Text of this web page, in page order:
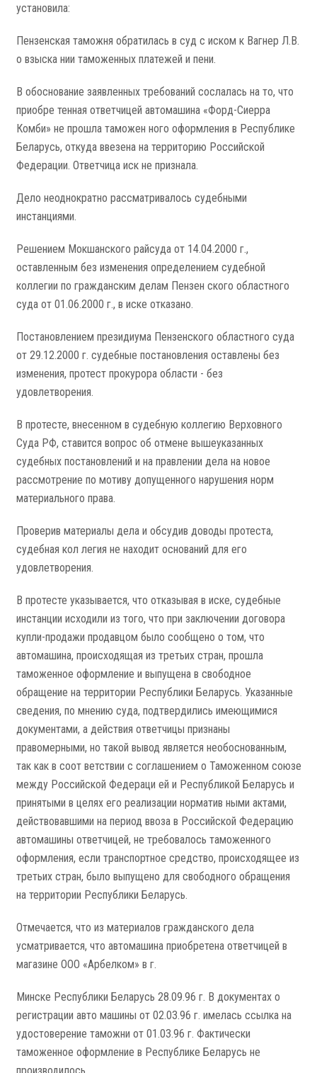
установила:
Пензенская таможня обратилась в суд с иском к Вагнер Л.В.
о взыска­ нии таможенных платежей и пени.
В обоснование заявленных требований сослалась на то, что
приобре­ тенная ответчицей автомашина «Форд-Сиерра
Комби» не прошла таможен­ ного оформления в Республике
Беларусь, откуда ввезена на территорию Российской
Федерации. Ответчица иск не признала.
Дело неоднократно рассматривалось судебными
инстанциями.
Решением Мокшанского райсуда от 14.04.2000 г.,
оставленным без изменения определением судебной
коллегии по гражданским делам Пензен­ ского областного
суда от 01.06.2000 г., в иске отказано.
Постановлением президиума Пензенского областного суда
от 29.12.2000 г. судебные постановления оставлены без
изменения, протест прокурора области - без
удовлетворения.
В протесте, внесенном в судебную коллегию Верховного
Суда РФ, ставится вопрос об отмене вышеуказанных
судебных постановлений и на­ правлении дела на новое
рассмотрение по мотиву допущенного нарушения норм
материального права.
Проверив материалы дела и обсудив доводы протеста,
судебная кол­ легия не находит оснований для его
удовлетворения.
В протесте указывается, что отказывая в иске, судебные
инстанции исходили из того, что при заключении договора
купли-продажи продавцом было сообщено о том, что
автомашина, происходящая из третьих стран, прошла
таможенное оформление и выпущена в свободное
обращение на территории Республики Беларусь. Указанные
сведения, по мнению суда, подтвердились имеющимися
документами, а действия ответчицы признаны
правомерными, но такой вывод является необоснованным,
так как в соот­ ветствии с соглашением о Таможенном союзе
между Российской Федераци­ ей и Республикой Беларусь и
принятыми в целях его реализации норматив­ ными актами,
действовавшими на период ввоза в Российской Федерацию
автомашины ответчицей, не требовалось таможенного
оформления, если транспортное средство, происходящее из
третьих стран, было выпущено для свободного обращения
на территории Республики Беларусь.
Отмечается, что из материалов гражданского дела
усматривается, что автомашина приобретена ответчицей в
магазине ООО «Арбелком» в г.
Минске Республики Беларусь 28.09.96 г. В документах о
регистрации авто­ машины от 02.03.96 г. имелась ссылка на
удостоверение таможни от 01.03.96 г. Фактически
таможенное оформление в Республике Беларусь не
производилось.